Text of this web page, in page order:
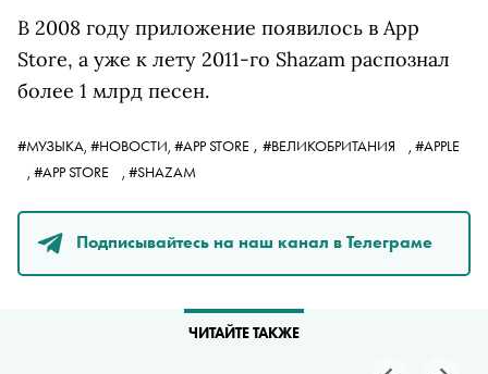
В 2008 году приложение появилось в App
Store, а уже к лету 2011-го Shazam распознал
более 1 млрд песен.
#МУЗЫКА, #НОВОСТИ, #APP STORE , #ВЕЛИКОБРИТАНИЯ , #APPLE
, #APP STORE , #SHAZAM
Подписывайтесь на наш канал в Телеграме
ЧИТАЙТЕ ТАКЖЕ